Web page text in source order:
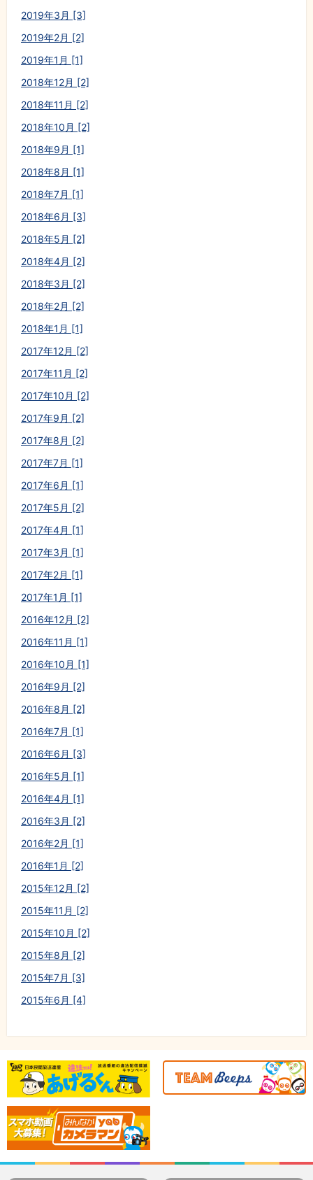
2019年3月 [3]
2019年2月 [2]
2019年1月 [1]
2018年12月 [2]
2018年11月 [2]
2018年10月 [2]
2018年9月 [1]
2018年8月 [1]
2018年7月 [1]
2018年6月 [3]
2018年5月 [2]
2018年4月 [2]
2018年3月 [2]
2018年2月 [2]
2018年1月 [1]
2017年12月 [2]
2017年11月 [2]
2017年10月 [2]
2017年9月 [2]
2017年8月 [2]
2017年7月 [1]
2017年6月 [1]
2017年5月 [2]
2017年4月 [1]
2017年3月 [1]
2017年2月 [1]
2017年1月 [1]
2016年12月 [2]
2016年11月 [1]
2016年10月 [1]
2016年9月 [2]
2016年8月 [2]
2016年7月 [1]
2016年6月 [3]
2016年5月 [1]
2016年4月 [1]
2016年3月 [2]
2016年2月 [1]
2016年1月 [2]
2015年12月 [2]
2015年11月 [2]
2015年10月 [2]
2015年8月 [2]
2015年7月 [3]
2015年6月 [4]